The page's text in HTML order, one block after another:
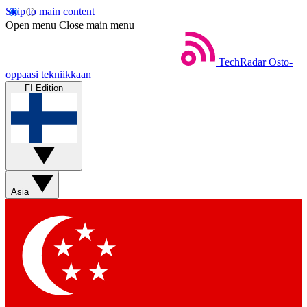
Skip to main content
Open menu Close main menu
TechRadar Osto-
oppaasi tekniikkaan
FI Edition
Asia